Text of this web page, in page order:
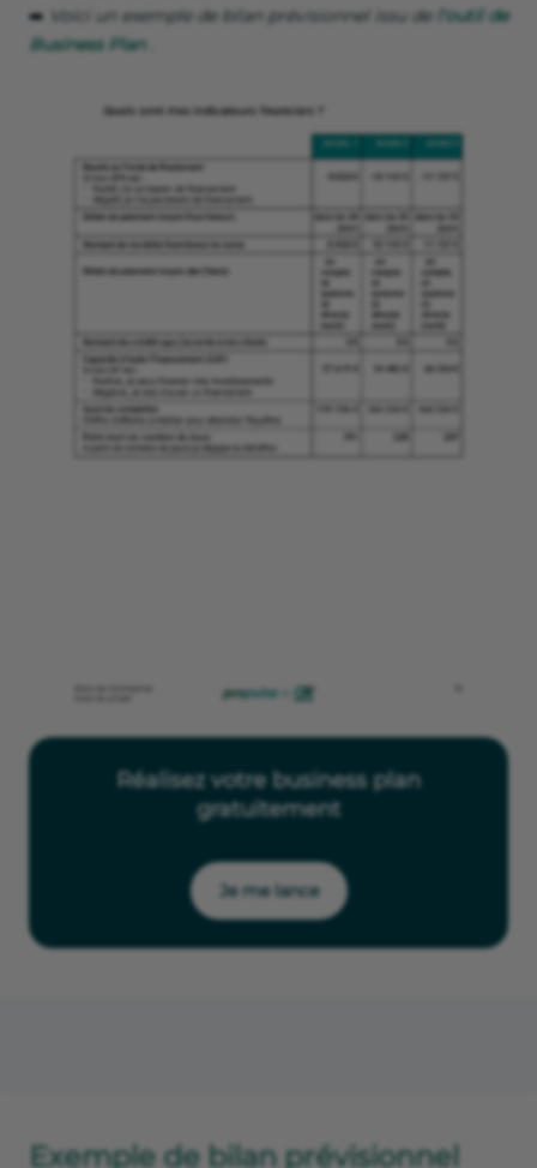
➡️ Voici un exemple de bilan prévisionnel issu de l'outil de
Business Plan
Réalisez votre business plan
gratuitement
Je me lance
Exemple de bilan prévisionnel